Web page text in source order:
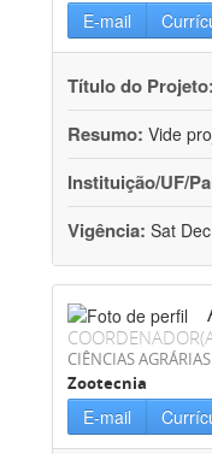
E-mail
Título do Projeto:
Resumo: Vide
Instituição/UF/
Vigência: Sat
CIÊNCIAS AGRÁRIAS
Zootecnia
E-mail